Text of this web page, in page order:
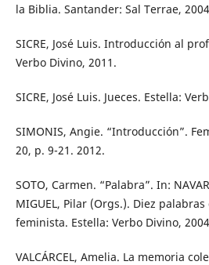
la Biblia. Santander: Sal Terrae,
SICRE, José Luis. Introducción al
Verbo Divino, 2011.
SICRE, José Luis. Jueces. Estella:
SIMONIS, Angie. “Introducción”.
20, p. 9-21. 2012.
SOTO, Carmen. “Palabra”. In:
MIGUEL, Pilar (Orgs.). Diez
feminista. Estella: Verbo Divino,
VALCÁRCEL, Amelia. La memoria